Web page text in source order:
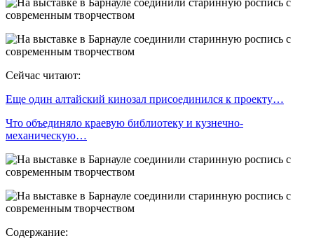
Сейчас читают:
Еще один алтайский кинозал присоединился к проекту…
Что объединяло краевую библиотеку и кузнечно-
механическую…
Содержание: